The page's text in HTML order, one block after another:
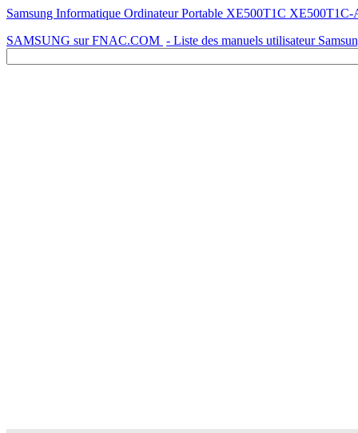
Samsung Informatique Ordinateur Portable XE500T1C
SAMSUNG sur FNAC.COM - Liste des manuels utilisateur